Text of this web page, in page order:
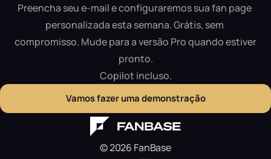
Preencha seu e-mail e configuraremos sua fan page
personalizada esta semana. Grátis, sem
compromisso. Mude para a versão Pro quando estiver
pronto.
Copilot incluso.
Vamos fazer uma demonstração
© 2026 FanBase